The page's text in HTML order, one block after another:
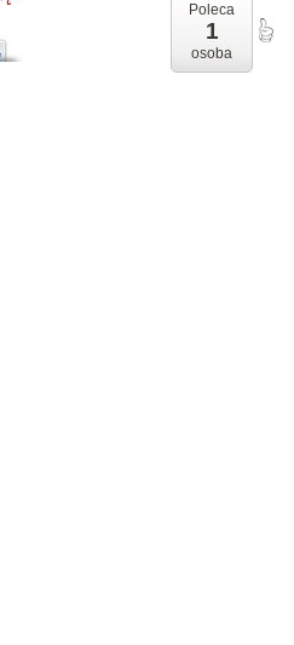
Poleca
1
osoba